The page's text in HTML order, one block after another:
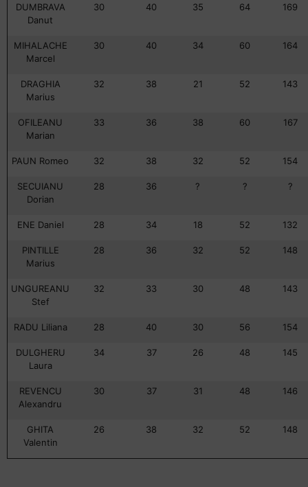
DUMBRAVA
Danut
30 40 35 64 169
MIHALACHE
Marcel
30 40 34 60 164
DRAGHIA
Marius
32 38 21 52 143
OFILEANU
Marian
33 36 38 60 167
PAUN Romeo 32 38 32 52 154
SECUIANU
Dorian
28 36 ? ? ?
ENE Daniel 28 34 18 52 132
PINTILLE
Marius
28 36 32 52 148
UNGUREANU
Stef
32 33 30 48 143
RADU Liliana 28 40 30 56 154
DULGHERU
Laura
34 37 26 48 145
REVENCU
Alexandru
30 37 31 48 146
GHITA
Valentin
26 38 32 52 148